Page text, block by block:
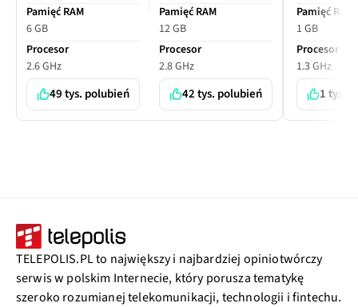
Pamięć RAM
6 GB
Procesor
2.6 GHz
49 tys. polubień
Pamięć RAM
12 GB
Procesor
2.8 GHz
42 tys. polubień
Pamięć RAM
1 GB
Procesor
1.3 GHz
1 tys.
TELEPOLIS.PL to największy i najbardziej opiniotwórczy
serwis w polskim Internecie, który porusza tematykę
szeroko rozumianej telekomunikacji, technologii i fintechu.